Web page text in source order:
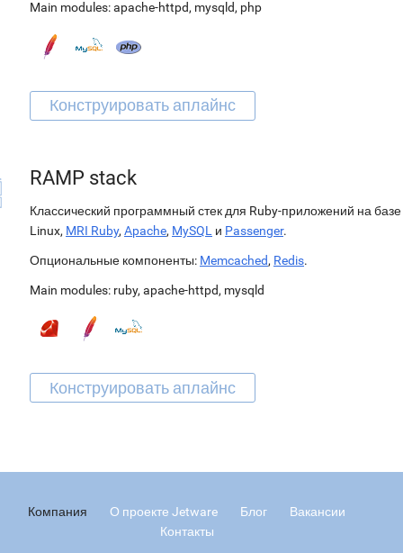
Main modules:apache-httpd, mysqld, php
RAMP stack
Классический программный стек для Ruby-приложений на базе
Linux, MRI Ruby, Apache, MySQL и Passenger.
Опциональные компоненты: Memcached, Redis.
Main modules: ruby, apache-httpd, mysqld
Компания О проекте Jetware Блог
Вакансии
Контакты